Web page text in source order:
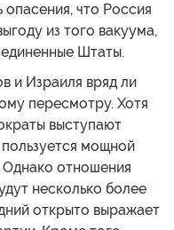
опасения, что Россия
из того вакуума,
Штаты.
и Израиля вряд ли
пересмотру. Хотя
выступают
мощной
отношения
несколько более
открыто выражает